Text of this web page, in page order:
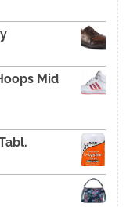
Mid